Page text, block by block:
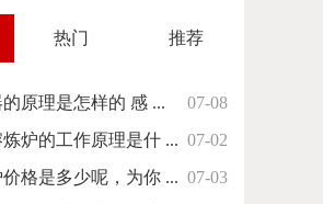
热门 推荐
07-08
原理是怎样的 感 ...
07-02
炉的工作原理是什 ...
07-03
格是多少呢，为你 ...